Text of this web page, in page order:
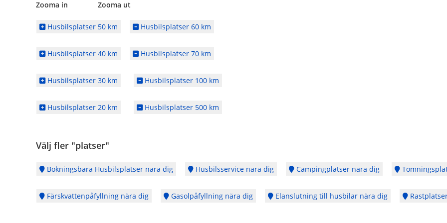
Zooma in Zooma ut
Husbilsplatser 50 km Husbilsplatser 60 km
Husbilsplatser 40 km Husbilsplatser 70 km
Husbilsplatser 30 km Husbilsplatser 100 km
Husbilsplatser 20 km Husbilsplatser 500 km
Välj fler "platser"
Bokningsbara Husbilsplatser nära dig Husbilsservice nära dig Campingplatser nära dig
Färskvattenpåfyllning nära dig Gasolpåfyllning nära dig Elanslutning till husbilar nära dig